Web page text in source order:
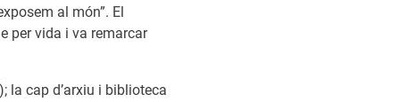
al món”. El
per vida i va remarcar
); la cap d’arxiu i biblioteca